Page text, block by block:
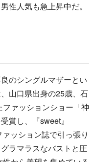
性人気も急上昇中だ。
のシングルマザーとい
山口県出身の25歳、石
ァッションショー「神
賞し、『sweet』
ッション誌で引っ張り
ラマラスなバストと圧